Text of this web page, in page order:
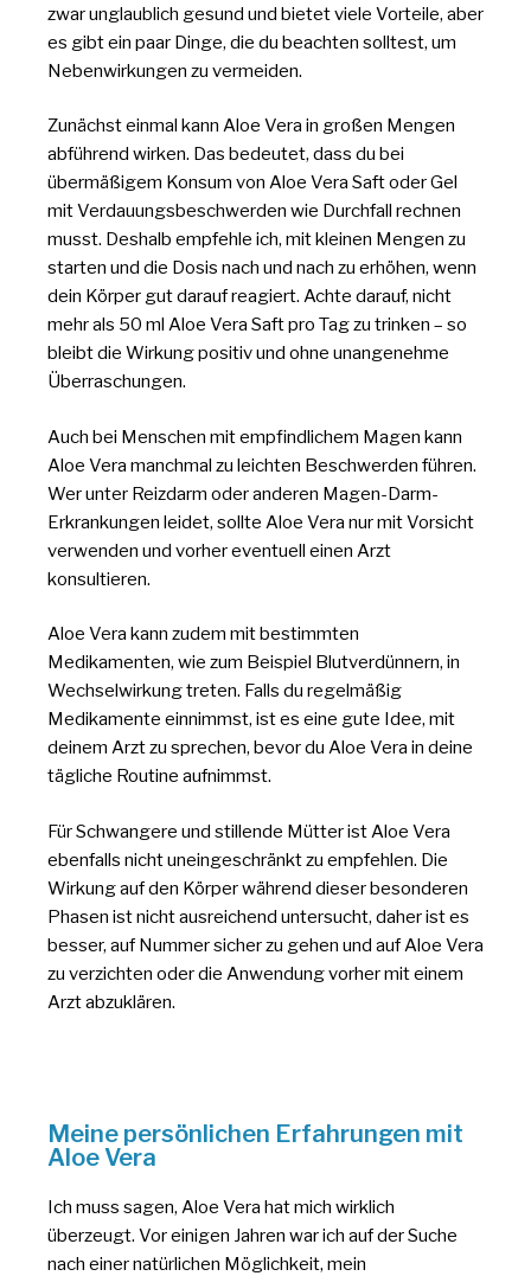
zwar unglaublich gesund und bietet viele Vorteile, aber
es gibt ein paar Dinge, die du beachten solltest, um
Nebenwirkungen zu vermeiden.
Zunächst einmal kann Aloe Vera in großen Mengen
abführend wirken. Das bedeutet, dass du bei
übermäßigem Konsum von Aloe Vera Saft oder Gel
mit Verdauungsbeschwerden wie Durchfall rechnen
musst. Deshalb empfehle ich, mit kleinen Mengen zu
starten und die Dosis nach und nach zu erhöhen, wenn
dein Körper gut darauf reagiert. Achte darauf, nicht
mehr als 50 ml Aloe Vera Saft pro Tag zu trinken – so
bleibt die Wirkung positiv und ohne unangenehme
Überraschungen.
Auch bei Menschen mit empfindlichem Magen kann
Aloe Vera manchmal zu leichten Beschwerden führen.
Wer unter Reizdarm oder anderen Magen-Darm-
Erkrankungen leidet, sollte Aloe Vera nur mit Vorsicht
verwenden und vorher eventuell einen Arzt
konsultieren.
Aloe Vera kann zudem mit bestimmten
Medikamenten, wie zum Beispiel Blutverdünnern, in
Wechselwirkung treten. Falls du regelmäßig
Medikamente einnimmst, ist es eine gute Idee, mit
deinem Arzt zu sprechen, bevor du Aloe Vera in deine
tägliche Routine aufnimmst.
Für Schwangere und stillende Mütter ist Aloe Vera
ebenfalls nicht uneingeschränkt zu empfehlen. Die
Wirkung auf den Körper während dieser besonderen
Phasen ist nicht ausreichend untersucht, daher ist es
besser, auf Nummer sicher zu gehen und auf Aloe Vera
zu verzichten oder die Anwendung vorher mit einem
Arzt abzuklären.
Meine persönlichen Erfahrungen mit
Aloe Vera
Ich muss sagen, Aloe Vera hat mich wirklich
überzeugt. Vor einigen Jahren war ich auf der Suche
nach einer natürlichen Möglichkeit, mein